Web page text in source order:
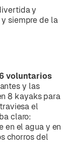
y
siempre de la
voluntarios
y las
8 kayaks para
el
claro:
en el agua y en
chorros del